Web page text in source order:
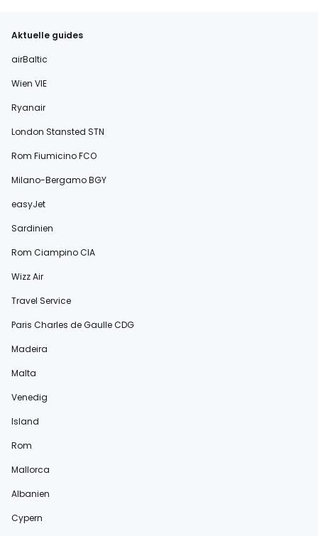
Aktuelle guides
airBaltic
Wien VIE
Ryanair
London Stansted STN
Rom Fiumicino FCO
Milano-Bergamo BGY
easyJet
Sardinien
Rom Ciampino CIA
Wizz Air
Travel Service
Paris Charles de Gaulle CDG
Madeira
Malta
Venedig
Island
Rom
Mallorca
Albanien
Cypern